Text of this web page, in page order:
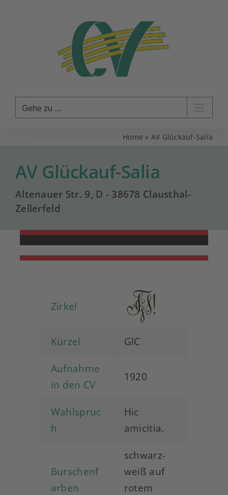
Gehe zu ...
Home » AV Glückauf-Salia
AV Glückauf-Salia
Altenauer Str. 9, D - 38678 Clausthal-
Zellerfeld
Zirkel
Kürzel
GlC
Aufnahme
in den CV
1920
Wahlspruc
h
Hic
amicitia.
Burschenf
arben
schwarz-
weiß auf
rotem